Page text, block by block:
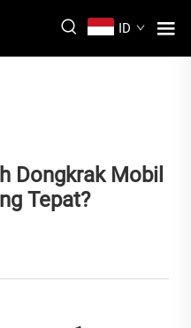
ID
Dongkrak Mobil
Tepat?